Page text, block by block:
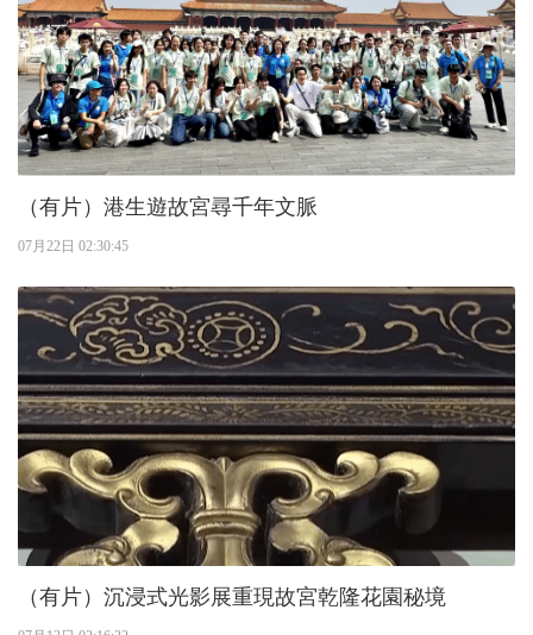
（有片）港生遊故宮尋千年文脈
07月22日 02:30:45
（有片）沉浸式光影展重現故宮乾隆花園秘境